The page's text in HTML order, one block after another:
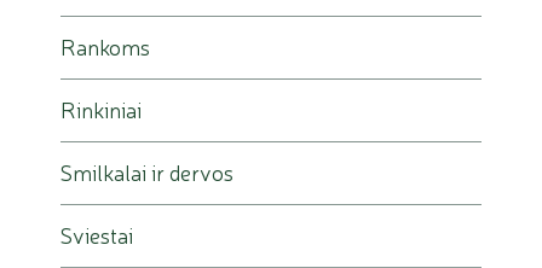
Rankoms
Rinkiniai
Smilkalai ir dervos
Sviestai